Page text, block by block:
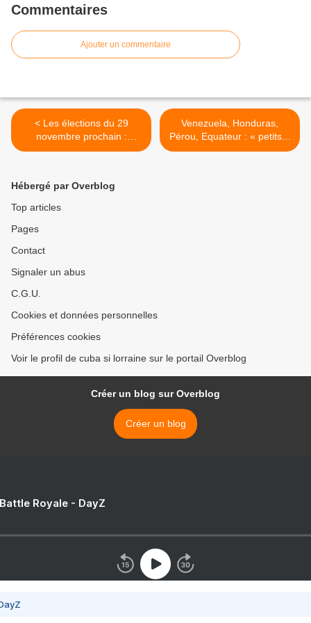
Commentaires
Ajouter un commentaire
< Les élections du 29
novembre prochain :
L’estocade finale du putsch
Venezuela, Honduras,
Pérou, Equateur : « petits »
oublis et « grands »
Hébergé par Overblog
Top articles
Pages
Contact
Signaler un abus
C.G.U.
Cookies et données personnelles
Préférences cookies
Voir le profil de cuba si lorraine sur le portail Overblog
Créer un blog sur Overblog
Créer un blog
Royale - DayZ